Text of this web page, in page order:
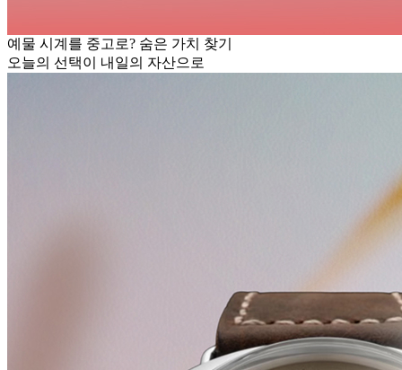
예물 시계를 중고로? 숨은 가치 찾기
오늘의 선택이 내일의 자산으로